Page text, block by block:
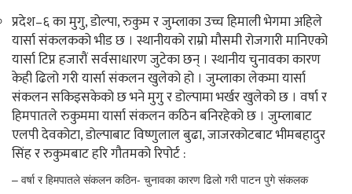
प्रदेश–६ का मुगु, डोल्पा, रुकुम र जुम्लाका उच्च हिमाली भेगमा अहिले
यार्सा संकलकको भीड छ । स्थानीयको राम्रो मौसमी रोजगारी मानिएको
यार्सा टिप्न हजारौं सर्वसाधारण जुटेका छन् । स्थानीय चुनावका कारण
केही ढिलो गरी यार्सा संकलन खुलेको हो । जुम्लाका लेकमा यार्सा
संकलन सकिइसकेको छ भने मुगु र डोल्पामा भर्खर खुलेको छ । वर्षा र
हिमपातले रुकुममा यार्सा संकलन कठिन बनिरहेको छ । जुम्लाबाट
एलपी देवकोटा, डोल्पाबाट विष्णुलाल बुढा, जाजरकोटबाट भीमबहादुर
सिंह र रुकुमबाट हरि गौतमको रिपोर्ट :
यार्सा संकलनका लागि रुकुमको बुकी पुगेका सर्वसाधारण ।
(माथि) र जाजरकोटका स्थानीय डोल्पाका उच्च लेकाली
भेगतर्फ जादै । सौजन्य : कर्मसही घर्ती मगर
– वर्षा र हिमपातले संकलन कठिन- चुनावका कारण ढिलो गरी पाटन पुगे संकलक